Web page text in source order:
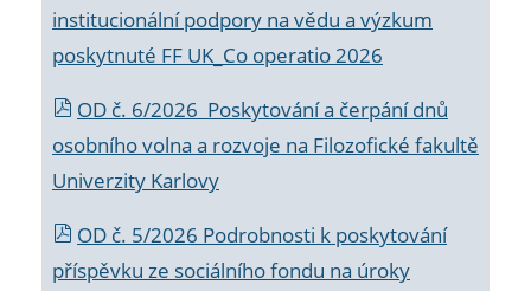
institucionální podpory na vědu a výzkum
poskytnuté FF UK_Co operatio 2026
OD č. 6/2026 Poskytování a čerpání dnů
osobního volna a rozvoje na Filozofické fakultě
Univerzity Karlovy
OD č. 5/2026 Podrobnosti k poskytování
příspěvku ze sociálního fondu na úroky